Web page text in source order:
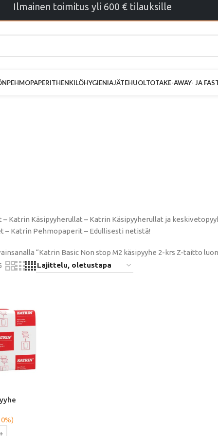
Ilmainen toimitus yli 600 € tilauksille
PEHMOPAPERITHENKILÖHYGIENIAJÄTEHUOLTOTAKE-AWAY- JA
– Katrin Käsipyyherullat – Katrin Käsipyyherullat ja
– Katrin Pehmopaperit – Edullisesti netistä!
“Katrin Basic Non stop M2 käsipyyhe 2-krs Z-taitto